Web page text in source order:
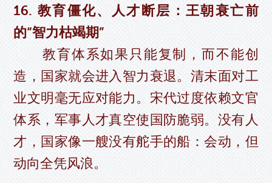
16. 教育僵化、人才断层：王朝衰亡前
的“智力枯竭期”
教育体系如果只能复制，而不能创
造，国家就会进入智力衰退。清末面对工
业文明毫无应对能力。宋代过度依赖文官
体系，军事人才真空使国防脆弱。没有人
才，国家像一艘没有舵手的船：会动，但
动向全凭风浪。